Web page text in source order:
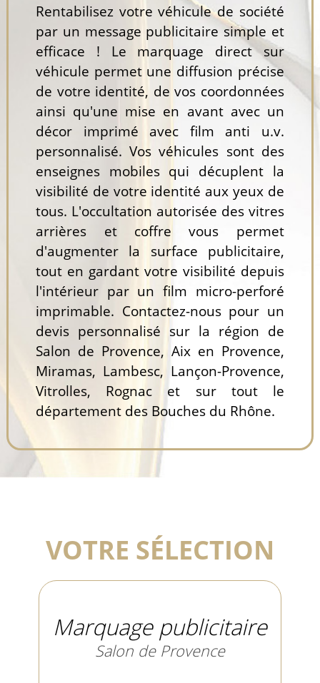
Rentabilisez votre véhicule de société
par un message publicitaire simple et
efficace ! Le marquage direct sur
véhicule permet une diffusion précise
de votre identité, de vos coordonnées
ainsi qu'une mise en avant avec un
décor imprimé avec film anti u.v.
personnalisé. Vos véhicules sont des
enseignes mobiles qui décuplent la
visibilité de votre identité aux yeux de
tous. L'occultation autorisée des vitres
arrières et coffre vous permet
d'augmenter la surface publicitaire,
tout en gardant votre visibilité depuis
l'intérieur par un film micro-perforé
imprimable. Contactez-nous pour un
devis personnalisé sur la région de
Salon de Provence, Aix en Provence,
Miramas, Lambesc, Lançon-Provence,
Vitrolles, Rognac et sur tout le
département des Bouches du Rhône.
VOTRE SÉLECTION
Marquage publicitaire
Salon de Provence